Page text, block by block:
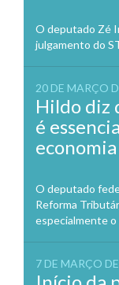
O deputado Zé
julgamento do
20 DE MARÇO
Hildo diz
é
O deputado
Reforma
especialmente o
7 DE MARÇO